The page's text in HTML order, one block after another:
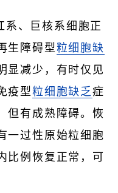
系、巨核系细胞正
生障碍型粒细胞缺
显减少，有时仅见
疫型粒细胞缺乏症
但有成熟障碍。恢
一过性原始粒细胞
比例恢复正常，可